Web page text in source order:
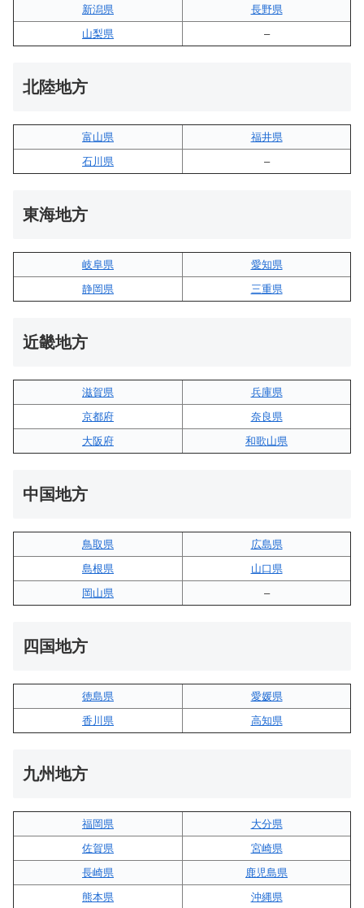
新潟県
長野県
山梨県
–
北陸地方
富山県
福井県
石川県
–
東海地方
岐阜県
愛知県
静岡県
三重県
近畿地方
滋賀県
兵庫県
京都府
奈良県
大阪府
和歌山県
中国地方
鳥取県
広島県
島根県
山口県
岡山県
–
四国地方
徳島県
愛媛県
香川県
高知県
九州地方
福岡県
大分県
佐賀県
宮崎県
長崎県
鹿児島県
熊本県
沖縄県